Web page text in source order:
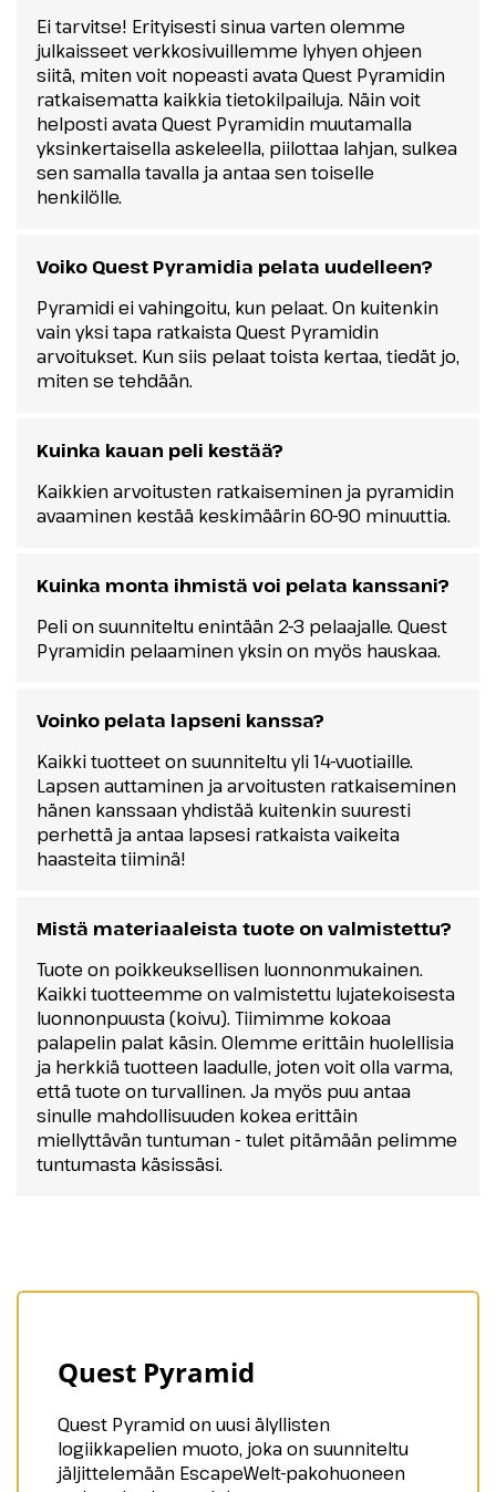
Ei tarvitse! Erityisesti sinua varten olemme
julkaisseet verkkosivuillemme lyhyen ohjeen
siitä, miten voit nopeasti avata Quest Pyramidin
ratkaisematta kaikkia tietokilpailuja. Näin voit
helposti avata Quest Pyramidin muutamalla
yksinkertaisella askeleella, piilottaa lahjan, sulkea
sen samalla tavalla ja antaa sen toiselle
henkilölle.
Voiko Quest Pyramidia pelata uudelleen?
Pyramidi ei vahingoitu, kun pelaat. On kuitenkin
vain yksi tapa ratkaista Quest Pyramidin
arvoitukset. Kun siis pelaat toista kertaa, tiedät jo,
miten se tehdään.
Kuinka kauan peli kestää?
Kaikkien arvoitusten ratkaiseminen ja pyramidin
avaaminen kestää keskimäärin 60-90 minuuttia.
Kuinka monta ihmistä voi pelata kanssani?
Peli on suunniteltu enintään 2-3 pelaajalle. Quest
Pyramidin pelaaminen yksin on myös hauskaa.
Voinko pelata lapseni kanssa?
Kaikki tuotteet on suunniteltu yli 14-vuotiaille.
Lapsen auttaminen ja arvoitusten ratkaiseminen
hänen kanssaan yhdistää kuitenkin suuresti
perhettä ja antaa lapsesi ratkaista vaikeita
haasteita tiiminä!
Mistä materiaaleista tuote on valmistettu?
Tuote on poikkeuksellisen luonnonmukainen.
Kaikki tuotteemme on valmistettu lujatekoisesta
luonnonpuusta (koivu). Tiimimme kokoaa
palapelin palat käsin. Olemme erittäin huolellisia
ja herkkiä tuotteen laadulle, joten voit olla varma,
että tuote on turvallinen. Ja myös puu antaa
sinulle mahdollisuuden kokea erittäin
miellyttävän tuntuman - tulet pitämään pelimme
tuntumasta käsissäsi.
Quest Pyramid
Quest Pyramid on uusi älyllisten
logiikkapelien muoto, joka on suunniteltu
jäljittelemään EscapeWelt-pakohuoneen